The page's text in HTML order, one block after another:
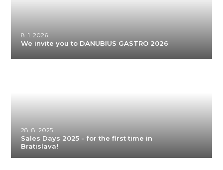
8. 1. 2026
We invite you to DANUBIUS GASTRO 2026
28. 8. 2025
Sales Days 2025 - for the first time in
Bratislava!